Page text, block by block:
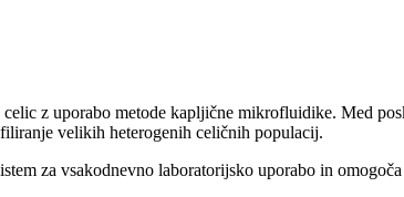
z uporabo metode kapljične mikrofluidike. Med
velikih heterogenih celičnih populacij.
za vsakodnevno laboratorijsko uporabo in